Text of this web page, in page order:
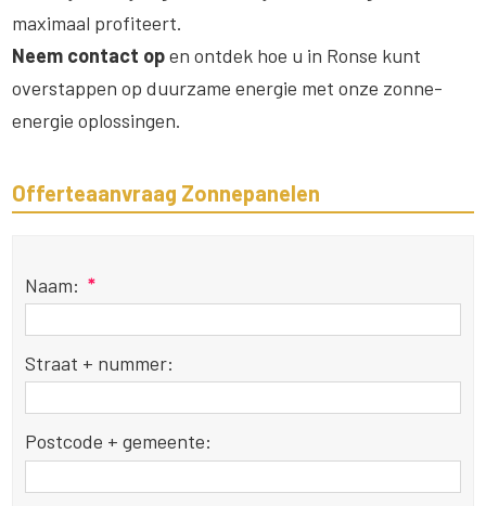
maximaal profiteert.
Neem contact open ontdek hoe u in Ronse kunt
overstappen op duurzame energie met onze zonne-
energie oplossingen.
Offerteaanvraag Zonnepanelen
Naam: *
Straat + nummer:
Postcode + gemeente: